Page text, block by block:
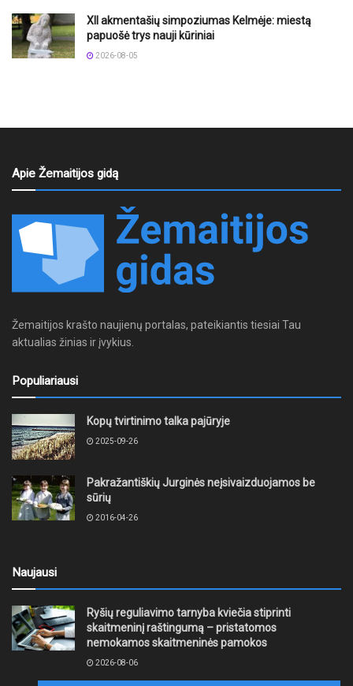
XII akmentašių simpoziumas Kelmėje: miestą
papuošė trys nauji kūriniai
2026-08-05
Apie Žemaitijos gidą
Žemaitijos krašto naujienų portalas, pateikiantis tiesiai Tau
aktualias žinias ir įvykius.
Populiariausi
Kopų tvirtinimo talka pajūryje
2025-09-26
Pakražantiškių Jurginės neįsivaizduojamos be
sūrių
2016-04-26
Naujausi
Ryšių reguliavimo tarnyba kviečia stiprinti
skaitmeninį raštingumą – pristatomos
nemokamos skaitmeninės pamokos
2026-08-06